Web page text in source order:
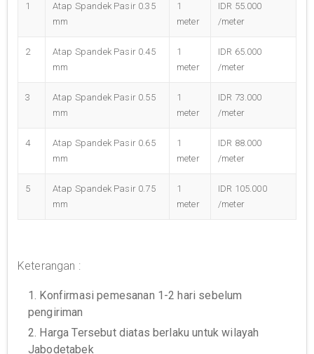
1
Atap Spandek Pasir 0.35
mm
1
meter
IDR 55.000
/meter
2
Atap Spandek Pasir 0.45
mm
1
meter
IDR 65.000
/meter
3
Atap Spandek Pasir 0.55
mm
1
meter
IDR 73.000
/meter
4
Atap Spandek Pasir 0.65
mm
1
meter
IDR 88.000
/meter
5
Atap Spandek Pasir 0.75
mm
1
meter
IDR 105.000
/meter
Keterangan :
1. Konfirmasi pemesanan 1-2 hari sebelum
pengiriman
2. Harga Tersebut diatas berlaku untuk wilayah
Jabodetabek